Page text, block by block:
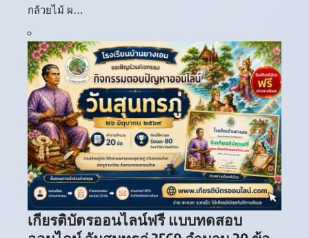
กล้วยไม้ ผ…
เกียรติบัตรออนไลน์ฟรี แบบทดสอบ